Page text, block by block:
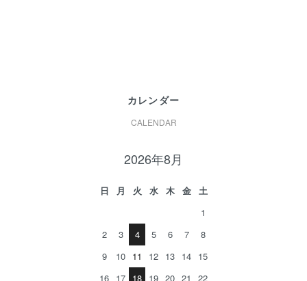
カレンダー
CALENDAR
2026年8月
日 月 火 水 木 金
土
1
2
3 4 5 6 7
8
9
10 11 12 13 14 15
16 17 18 19 20 21
22